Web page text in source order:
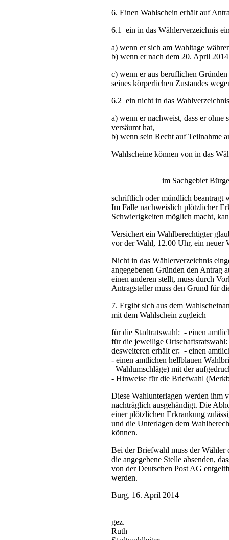
6. Einen Wahlschein erhält auf
6.1 ein in das Wählerverzeichnis
a) wenn er sich am Wahltage
b) wenn er nach dem 20. April
c) wenn er aus beruflichen
seines körperlichen Zustandes
6.2 ein nicht in das
a) wenn er nachweist, dass er
versäumt hat,
b) wenn sein Recht auf Teilnahme
Wahlscheine können von in das
im Sachgebiet
schriftlich oder mündlich beantragt
Im Falle nachweislich plötzlicher
Schwierigkeiten möglich macht,
Versichert ein Wahlberechtigter
vor der Wahl, 12.00 Uhr, ein neuer
Nicht in das Wählerverzeichnis
angegebenen Gründen den Antrag
einen anderen stellt, muss durch
Antragsteller muss den Grund für
7. Ergibt sich aus dem
mit dem Wahlschein zugleich
für die Stadtratswahl: - einen
für die jeweilige
desweiteren erhält er: - einen
- einen amtlichen hellblauen
Wahlumschläge) mit der
- Hinweise für die Briefwahl
Diese Wahlunterlagen werden ihm
nachträglich ausgehändigt. Die
einer plötzlichen Erkrankung
und die Unterlagen dem
können.
Bei der Briefwahl muss der Wähler
die angegebene Stelle absenden,
von der Deutschen Post AG
werden.
Burg, 16. April 2014
gez.
Ruth